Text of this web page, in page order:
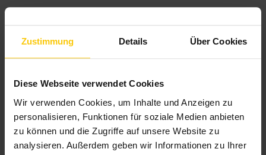
Zustimmung Details Über Cookies
Diese Webseite verwendet Cookies
Wir verwenden Cookies, um Inhalte und Anzeigen zu
personalisieren, Funktionen für soziale Medien anbieten
zu können und die Zugriffe auf unsere Website zu
analysieren. Außerdem geben wir Informationen zu Ihrer
Info- und Preisblatt Einspeisetarif SET1 2.0 (pdf)
FÜR BESTANDSKUND:INNEN
(nicht neu abschließbar)